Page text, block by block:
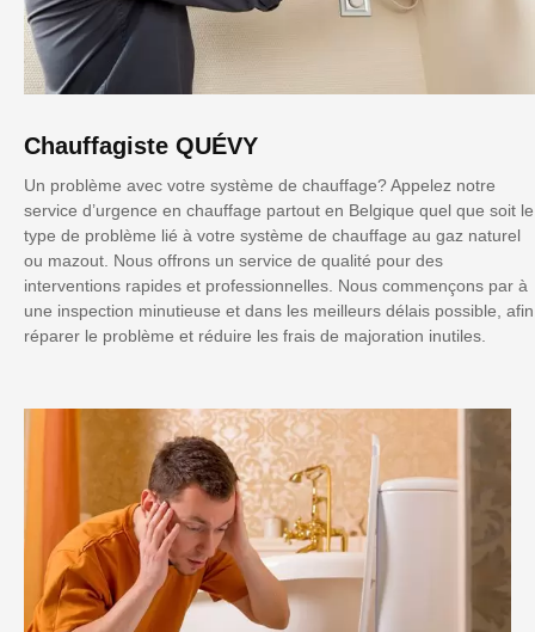
Chauffagiste QUÉVY
Un problème avec votre système de chauffage? Appelez notre
service d’urgence en chauffage partout en Belgique quel que soit le
type de problème lié à votre système de chauffage au gaz naturel
ou mazout. Nous offrons un service de qualité pour des
interventions rapides et professionnelles. Nous commençons par à
une inspection minutieuse et dans les meilleurs délais possible, afin
réparer le problème et réduire les frais de majoration inutiles.